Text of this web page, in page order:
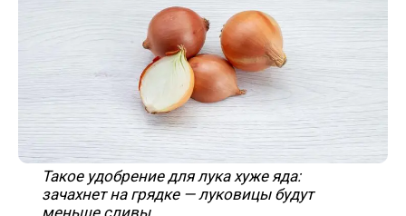
Такое удобрение для лука хуже яда:
зачахнет на грядке — луковицы будут
меньше сливы